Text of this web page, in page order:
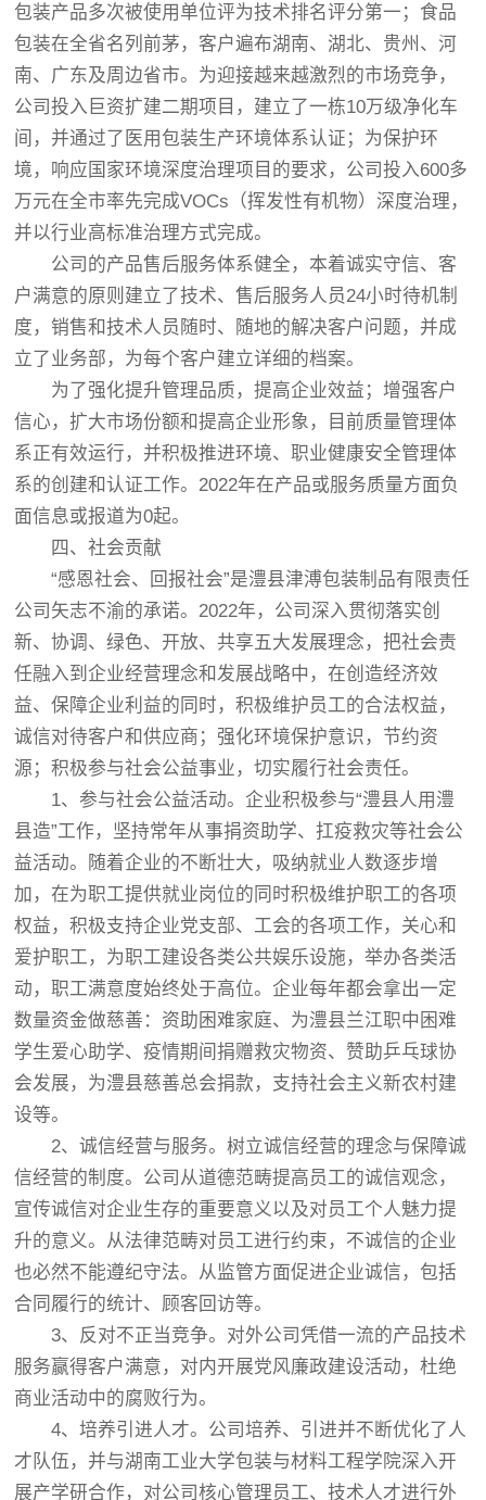
包装产品多次被使用单位评为技术排名评分第一；食品
包装在全省名列前茅，客户遍布湖南、湖北、贵州、河
南、广东及周边省市。为迎接越来越激烈的市场竞争，
公司投入巨资扩建二期项目，建立了一栋10万级净化车
间，并通过了医用包装生产环境体系认证；为保护环
境，响应国家环境深度治理项目的要求，公司投入600多
万元在全市率先完成VOCs（挥发性有机物）深度治理，
并以行业高标准治理方式完成。
公司的产品售后服务体系健全，本着诚实守信、客
户满意的原则建立了技术、售后服务人员24小时待机制
度，销售和技术人员随时、随地的解决客户问题，并成
立了业务部，为每个客户建立详细的档案。
为了强化提升管理品质，提高企业效益；增强客户
信心，扩大市场份额和提高企业形象，目前质量管理体
系正有效运行，并积极推进环境、职业健康安全管理体
系的创建和认证工作。2022年在产品或服务质量方面负
面信息或报道为0起。
四、社会贡献
“感恩社会、回报社会”是澧县津溥包装制品有限责任
公司矢志不渝的承诺。2022年，公司深入贯彻落实创
新、协调、绿色、开放、共享五大发展理念，把社会责
任融入到企业经营理念和发展战略中，在创造经济效
益、保障企业利益的同时，积极维护员工的合法权益，
诚信对待客户和供应商；强化环境保护意识，节约资
源；积极参与社会公益事业，切实履行社会责任。
1、参与社会公益活动。企业积极参与“澧县人用澧
县造”工作，坚持常年从事捐资助学、扛疫救灾等社会公
益活动。随着企业的不断壮大，吸纳就业人数逐步增
加，在为职工提供就业岗位的同时积极维护职工的各项
权益，积极支持企业党支部、工会的各项工作，关心和
爱护职工，为职工建设各类公共娱乐设施，举办各类活
动，职工满意度始终处于高位。企业每年都会拿出一定
数量资金做慈善：资助困难家庭、为澧县兰江职中困难
学生爱心助学、疫情期间捐赠救灾物资、赞助乒乓球协
会发展，为澧县慈善总会捐款，支持社会主义新农村建
设等。
2、诚信经营与服务。树立诚信经营的理念与保障诚
信经营的制度。公司从道德范畴提高员工的诚信观念，
宣传诚信对企业生存的重要意义以及对员工个人魅力提
升的意义。从法律范畴对员工进行约束，不诚信的企业
也必然不能遵纪守法。从监管方面促进企业诚信，包括
合同履行的统计、顾客回访等。
3、反对不正当竞争。对外公司凭借一流的产品技术
服务赢得客户满意，对内开展党风廉政建设活动，杜绝
商业活动中的腐败行为。
4、培养引进人才。公司培养、引进并不断优化了人
才队伍，并与湖南工业大学包装与材料工程学院深入开
展产学研合作，对公司核心管理员工、技术人才进行外